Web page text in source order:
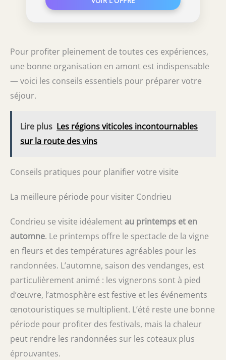
Pour profiter pleinement de toutes ces expériences,
une bonne organisation en amont est indispensable
— voici les conseils essentiels pour préparer votre
séjour.
Lire plus Les régions viticoles incontournables
sur la route des vins
Conseils pratiques pour planifier votre visite
La meilleure période pour visiter Condrieu
Condrieu se visite idéalementau printemps et en
automne. Le printemps offre le spectacle de la vigne
en fleurs et des températures agréables pour les
randonnées. L’automne, saison des vendanges, est
particulièrement animé : les vignerons sont à pied
d’œuvre, l’atmosphère est festive et les événements
œnotouristiques se multiplient. L’été reste une bonne
période pour profiter des festivals, mais la chaleur
peut rendre les randonnées sur les coteaux plus
éprouvantes.